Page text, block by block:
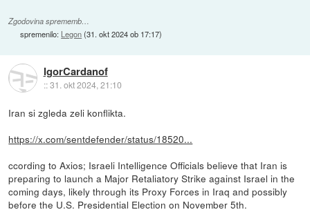
Zgodovina sprememb…
spremenilo: Legon(31. okt 2024 ob 17:17)
IgorCardanof
::31. okt 2024, 21:10
Iran si zgleda zeli konflikta.
https://x.com/sentdefender/status/18520...
ccording to Axios; Israeli Intelligence Officials believe that Iran is
preparing to launch a Major Retaliatory Strike against Israel in the
coming days, likely through its Proxy Forces in Iraq and possibly
before the U.S. Presidential Election on November 5th.